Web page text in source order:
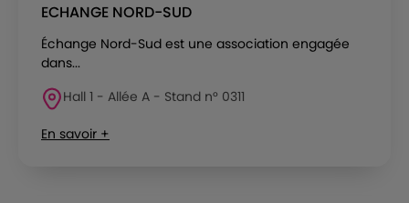
ECHANGE NORD-SUD
Échange Nord-Sud est une association engagée
dans...
Hall 1 - Allée A - Stand n° 0311
En savoir +